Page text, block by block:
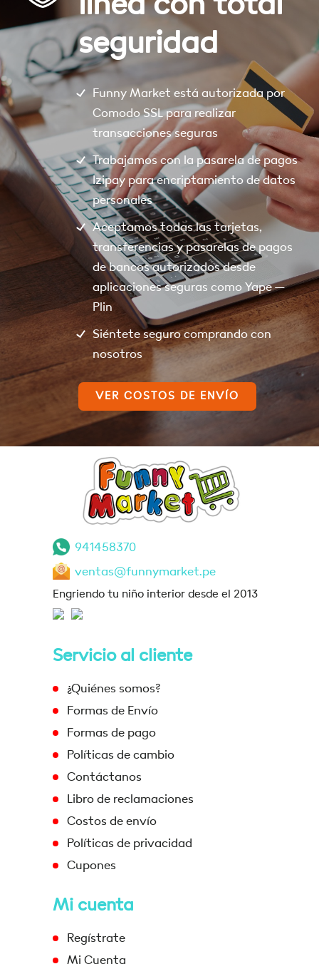
seguridad
Funny Market está autorizada por
Comodo SSL para realizar
transacciones seguras
Trabajamos con la pasarela de pagos
Izipay para encriptamiento de datos
personales
Aceptamos todas las tarjetas,
transferencias y pasarelas de pagos
de bancos autorizados desde
aplicaciones seguras como Yape –
Plin
Siéntete seguro comprando con
nosotros
VER COSTOS DE ENVÍO
941458370
ventas@funnymarket.pe
Engriendo tu niño interior desde el 2013
Servicio al cliente
¿Quiénes somos?
Formas de Envío
Formas de pago
Políticas de cambio
Contáctanos
Libro de reclamaciones
Costos de envío
Políticas de privacidad
Cupones
Mi cuenta
Regístrate
Mi Cuenta